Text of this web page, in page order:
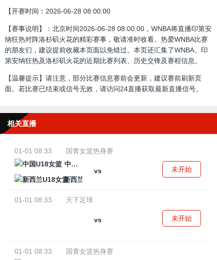
【开赛时间：2026-06-28 08:00:00
【赛事说明】：北京时间2026-06-28 08:00:00，WNBA将直播印第安
纳狂热对阵洛杉矶火花的精彩赛事，敬请准时收看。热爱WNBA比赛
的朋友们，建议提前收藏本页面以免错过。本页还汇集了WNBA、印
第安纳狂热及洛杉矶火花的近期比赛列表、历史交锋及赛程信息。
【温馨提示】请注意，部分比赛信息赛前会更新，建议赛前刷新页
面。若比赛已结束或信号无效，请访问24直播获取最新直播信号。
相关直播
01-01 08:33
国青女篮热身赛
中国U18女篮
vs
新西兰U18女篮
未开始
01-01 08:33 天下足球
vs 未开始
01-01 08:33
国青女篮热身赛